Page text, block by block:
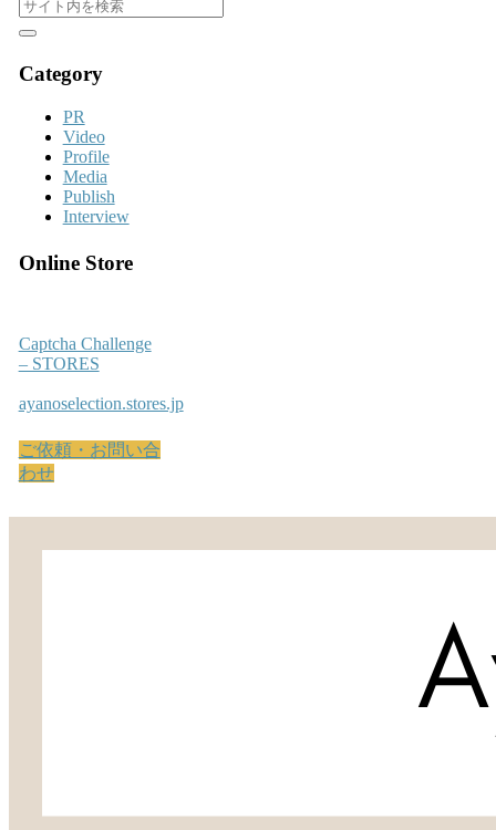
Category
PR
Video
Profile
Media
Publish
Interview
Online Store
Captcha Challenge
– STORES
ayanoselection.stores.jp
ご依頼・お問い合
わせ